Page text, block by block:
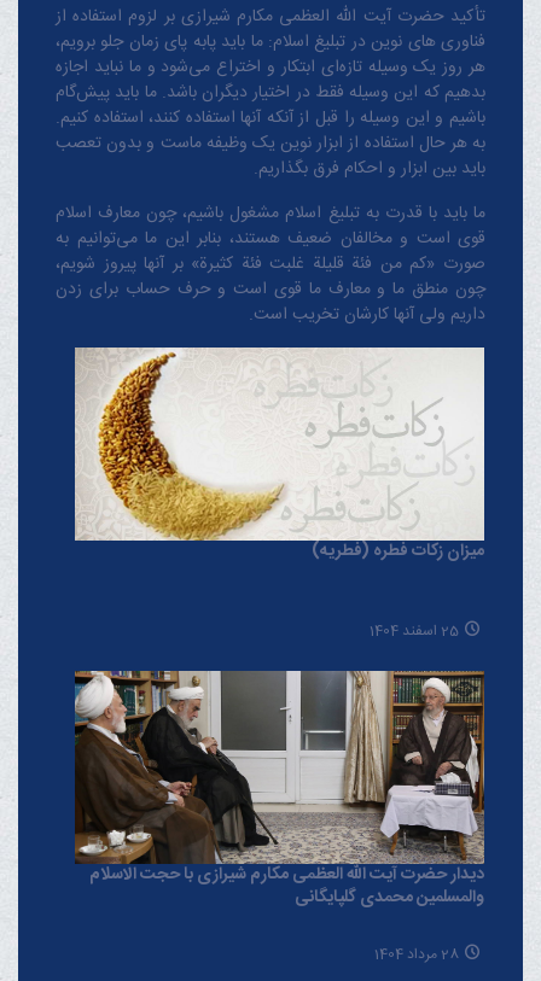
تأکید حضرت آیت الله العظمی مکارم شیرازی بر لزوم استفاده از
فناوری های نوین در تبلیغ اسلام: ما باید پابه پای زمان جلو برویم،
هر روز یک وسیله تازه‌ای ابتکار و اختراع می‌شود و ما نباید اجازه
بدهیم که این وسیله فقط در اختیار دیگران باشد. ما باید پیش‌گام
باشیم و این وسیله را قبل از آنکه آنها استفاده کنند، استفاده کنیم.
به هر حال استفاده از ابزار نوین یک وظیفه ماست و بدون تعصب
باید بین ابزار و احکام فرق بگذاریم.
ما باید با قدرت به تبلیغ اسلام مشغول باشیم، چون معارف اسلام
قوی است و مخالفان ضعیف هستند، بنابر این ما می‌توانیم به
صورت «کم من فئة قلیلة غلبت فئة کثیرة» بر آنها پیروز شویم،
چون منطق‌ ما و معارف ‌ما قوی است و حرف حساب برای زدن
داریم ولی آنها کارشان تخریب است.
میزان زکات فطره (فطریه)
25 اسفند 1404
دیدار حضرت آیت الله العظمی مکارم شیرازی با حجت الاسلام
والمسلمین محمدی گلپایگانی
28 مرداد 1404